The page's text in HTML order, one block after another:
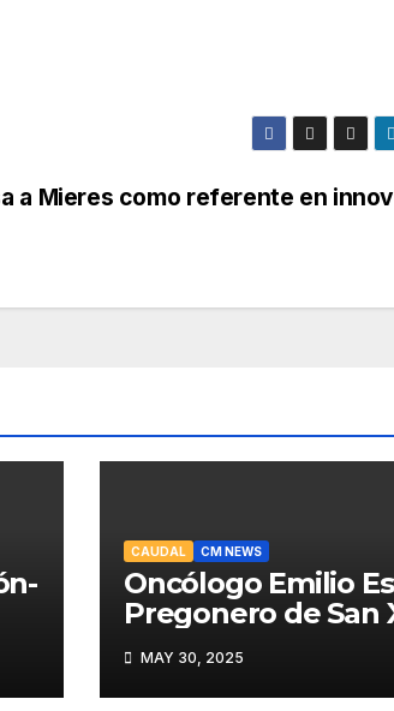
a Mieres como referente en
CAUDAL CM NEWS
Oncólogo Emilio
Pregonero de San
y el HUCA
MAY 30, 2025